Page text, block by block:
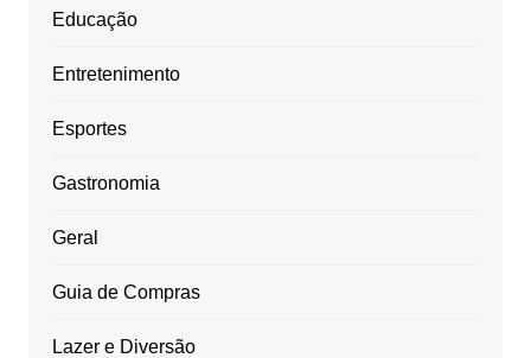
Educação
Entretenimento
Esportes
Gastronomia
Geral
Guia de Compras
Lazer e Diversão